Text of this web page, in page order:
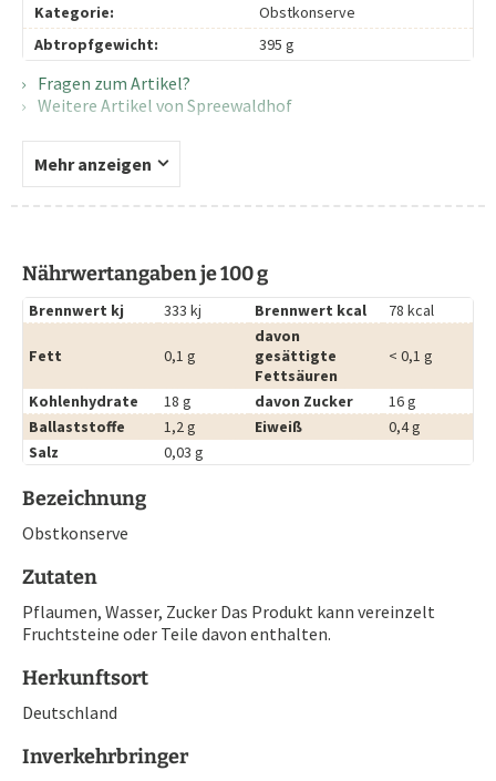
Kategorie:
Obstkonserve
Abtropfgewicht:
395 g
Fragen zum Artikel?
Weitere Artikel von Spreewaldhof
Mehr anzeigen
Nährwertangaben je 100 g
Brennwert kj 333 kj Brennwert kcal 78 kcal
Fett 0,1 g
davon
gesättigte
Fettsäuren
< 0,1 g
Kohlenhydrate 18 g davon Zucker
16 g
Ballaststoffe
1,2 g Eiweiß
0,4 g
Salz
0,03 g
Bezeichnung
Obstkonserve
Zutaten
Pflaumen, Wasser, Zucker Das Produkt kann vereinzelt
Fruchtsteine oder Teile davon enthalten.
Herkunftsort
Deutschland
Inverkehrbringer